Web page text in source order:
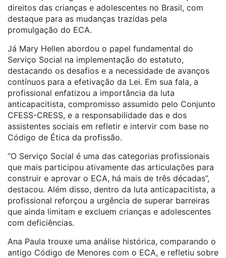
direitos das crianças e adolescentes no Brasil, com
destaque para as mudanças trazidas pela
promulgação do ECA.
Já Mary Hellen abordou o papel fundamental do
Serviço Social na implementação do estatuto,
destacando os desafios e a necessidade de avanços
contínuos para a efetivação da Lei. Em sua fala, a
profissional enfatizou a importância da luta
anticapacitista, compromisso assumido pelo Conjunto
CFESS-CRESS, e a responsabilidade das e dos
assistentes sociais em refletir e intervir com base no
Código de Ética da profissão.
“O Serviço Social é uma das categorias profissionais
que mais participou ativamente das articulações para
construir e aprovar o ECA, há mais de três décadas”,
destacou. Além disso, dentro da luta anticapacitista, a
profissional reforçou a urgência de superar barreiras
que ainda limitam e excluem crianças e adolescentes
com deficiências.
Ana Paula trouxe uma análise histórica, comparando o
antigo Código de Menores com o ECA, e refletiu sobre